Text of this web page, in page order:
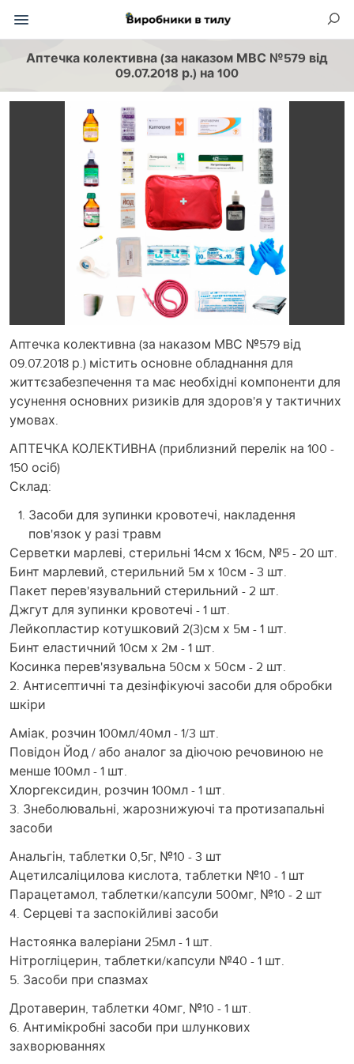
Аптечка колективна (за наказом МВС №579 від
09.07.2018 р.) на 100
Аптечка колективна (за наказом МВС №579 від
09.07.2018 р.) містить основне обладнання для
життєзабезпечення та має необхідні компоненти для
усунення основних ризиків для здоров'я у тактичних
умовах.
АПТЕЧКА КОЛЕКТИВНА (приблизний перелік на 100 -
150 осіб)
Склад:
Засоби для зупинки кровотечі, накладення
пов'язок у разі травм
Серветки марлеві, стерильні 14см х 16см, №5 - 20 шт.
Бинт марлевий, стерильний 5м х 10см - 3 шт.
Пакет перев'язувальний стерильний - 2 шт.
Джгут для зупинки кровотечі - 1 шт.
Лейкопластир котушковий 2(3)см х 5м - 1 шт.
Бинт еластичний 10см х 2м - 1 шт.
Косинка перев'язувальна 50см х 50см - 2 шт.
2. Антисептичні та дезінфікуючі засоби для обробки
шкіри
Аміак, розчин 100мл/40мл - 1/3 шт.
Повідон Йод / або аналог за діючою речовиною не
менше 100мл - 1 шт.
Хлоргексидин, розчин 100мл - 1 шт.
3. Знеболювальні, жарознижуючі та протизапальні
засоби
Анальгін, таблетки 0,5г, №10 - 3 шт
Ацетилсаліцилова кислота, таблетки №10 - 1 шт
Парацетамол, таблетки/капсули 500мг, №10 - 2 шт
4. Серцеві та заспокійливі засоби
Настоянка валеріани 25мл - 1 шт.
Нітрогліцерин, таблетки/капсули №40 - 1 шт.
5. Засоби при спазмах
Дротаверин, таблетки 40мг, №10 - 1 шт.
6. Антимікробні засоби при шлункових
захворюваннях